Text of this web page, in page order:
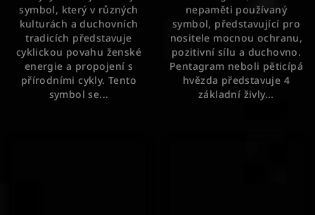
symbol, který v různých
kulturách a duchovních
tradicích představuje
cyklickou povahu ženské
energie a propojení s
přírodními cykly. Tento
symbol se...
nepaměti používaný
symbol, představující pro
nositele mocnou ochranu,
pozitivní sílu a duchovno.
Pentagram neboli pěticípá
hvězda představuje 4
základní živly...